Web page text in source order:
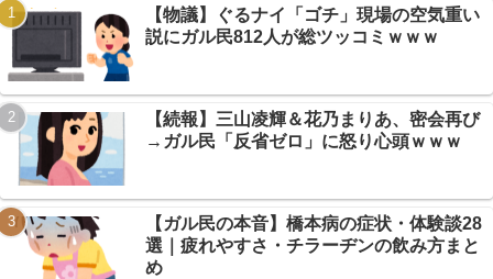
Powered by livedoor 相互RSS
【速報】 『有吉の夏休み』、とんでもない発表をしてしま
う！！！！！ NEW!
【速報】トランプ「イラン戦争、近く終結する」→エッヂ民「何
回目だよ」総ツッコミｗｗｗ
【朗報】日鉄が買収したUSスチール、まさかの1800億円利益貢
献→反対派「え？」ｗｗｗ NEW!
【まとめ】投資部投機部★1、トランプ発言も為替介入も華麗に
スルー→古河電工祭りにｗｗｗ
【画像】 北海道の1500万の中古物件、レベチｗｗｗｗｗｗｗｗ
ｗｗｗｗｗｗｗｗｗｗｗｗ NEW!
【物議】ぐるナイ「ゴチ」現場の空気重い
説にガル民812人が総ツッコミｗｗｗ
【続報】三山凌輝＆花乃まりあ、密会再び
→ガル民「反省ゼロ」に怒り心頭ｗｗｗ
【ガル民の本音】橋本病の症状・体験談28
選｜疲れやすさ・チラーヂンの飲み方まと
め